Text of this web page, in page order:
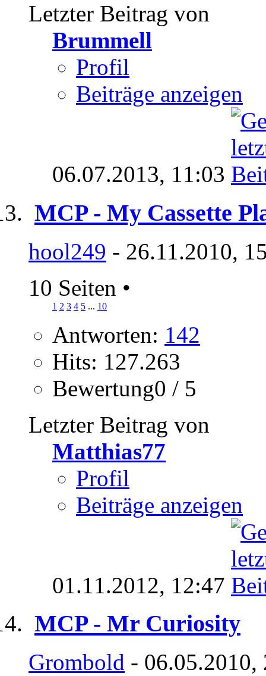
Letzter Beitrag von
Brummell
Profil
Beiträge anzeigen
06.07.2013, 11:03
MCP - My Cassette
hool249 - 26.11.2010,
10 Seiten •
1 2 3 4 5 ... 10
Antworten: 142
Hits: 127.263
Bewertung0 / 5
Letzter Beitrag von
Matthias77
Profil
Beiträge anzeigen
01.11.2012, 12:47
MCP - Mr Curiosity
Grombold - 06.05.2010,